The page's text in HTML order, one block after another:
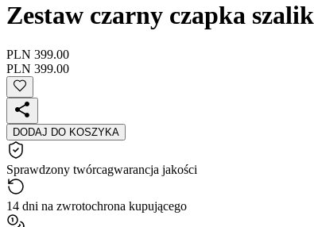
Zestaw czarny czapka
PLN 399.00
PLN 399.00
DODAJ DO KOSZYKA
Sprawdzony twórcagwarancja jakości
14 dni na zwrotochrona kupującego